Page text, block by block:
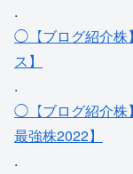
.
◯【ブログ紹介株
ス】
.
◯【ブログ紹介株
最強株2022】
.